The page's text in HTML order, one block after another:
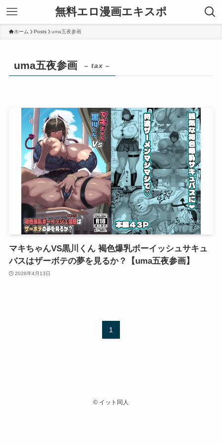
無料エロ漫画エキスポ
ホーム Posts uma五夜参画
uma五夜参画 – tax –
マキちゃんVS黒川くん 褐色爆乳ボーイッシュサキュ
バスはザーボテの夢を見るか？【uma五夜参画】
2026年4月13日
1
© イット同人